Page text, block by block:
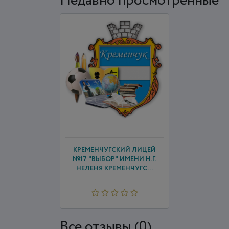
КРЕМЕНЧУГСКИЙ ЛИЦЕЙ
№17 "ВЫБОР" ИМЕНИ Н.Г.
НЕЛЕНЯ КРЕМЕНЧУГС...